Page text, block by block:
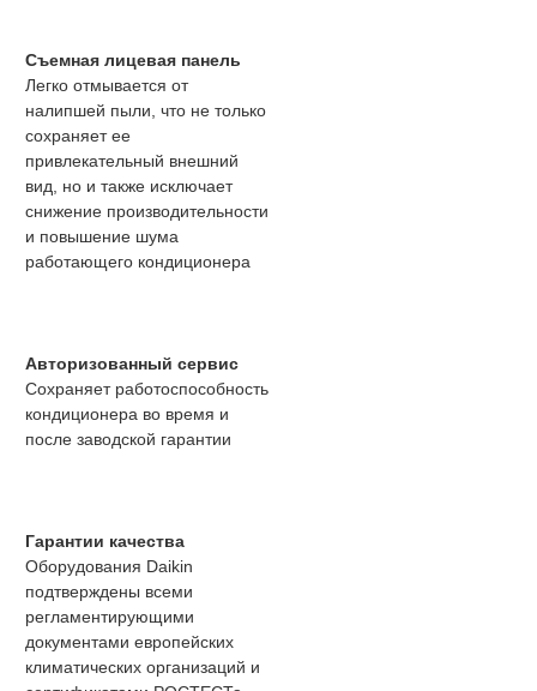
Съемная лицевая панель
Легко отмывается от
налипшей пыли, что не только
сохраняет ее
привлекательный внешний
вид, но и также исключает
снижение производительности
и повышение шума
работающего кондиционера
Авторизованный сервис
Сохраняет работоспособность
кондиционера во время и
после заводской гарантии
Гарантии качества
Оборудования Daikin
подтверждены всеми
регламентирующими
документами европейских
климатических организаций и